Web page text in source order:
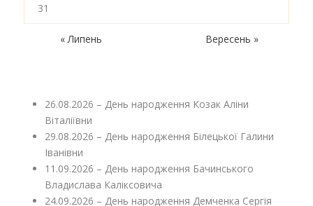
31
« Липень Вересень »
26.08.2026 – День народження Козак Аліни
Віталіївни
29.08.2026 – День народження Білецької Галини
Іванівни
11.09.2026 – День народження Бачинського
Владислава Каліксовича
24.09.2026 – День народження Демченка Сергія